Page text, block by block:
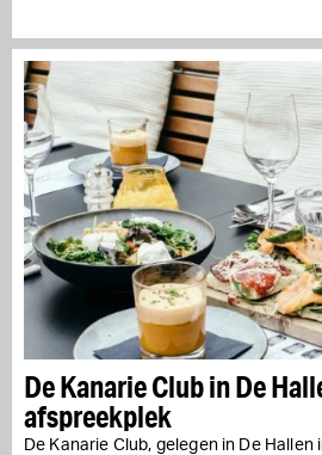
De Kanarie Club in De
afspreekplek
De Kanarie Club, gelegen in De Hallen